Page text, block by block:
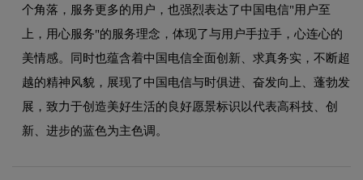
个角落，服务更多的用户，也强烈表达了中国电信"用户至
上，用心服务"的服务理念，体现了与用户手拉手，心连心的
美情感。同时也蕴含着中国电信全面创新、求真务实，不断超
越的精神风貌，展现了中国电信与时俱进、奋发向上、蓬勃发
展，致力于创造美好生活的良好愿景标识以代表高科技、创
新、进步的蓝色为主色调。